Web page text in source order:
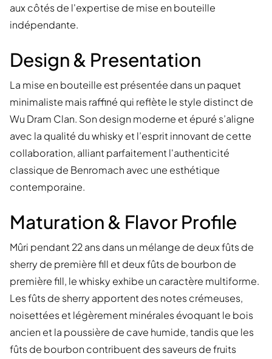
aux côtés de l'expertise de mise en bouteille
indépendante.
Design & Presentation
La mise en bouteille est présentée dans un paquet
minimaliste mais raffiné qui reflète le style distinct de
Wu Dram Clan. Son design moderne et épuré s’aligne
avec la qualité du whisky et l’esprit innovant de cette
collaboration, alliant parfaitement l'authenticité
classique de Benromach avec une esthétique
contemporaine.
Maturation & Flavor Profile
Mûri pendant 22 ans dans un mélange de deux fûts de
sherry de première fill et deux fûts de bourbon de
première fill, le whisky exhibe un caractère multiforme.
Les fûts de sherry apportent des notes crémeuses,
noisettées et légèrement minérales évoquant le bois
ancien et la poussière de cave humide, tandis que les
fûts de bourbon contribuent des saveurs de fruits